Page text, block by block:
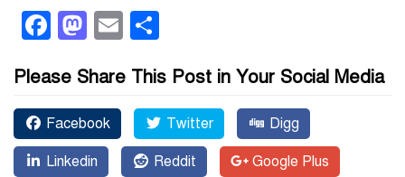
Facebook
Mastodon
Email
Please Share This Post in Your Social Media
Facebook Twitter Digg
Linkedin Reddit Google Plus